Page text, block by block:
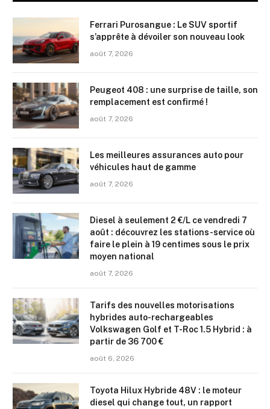
Ferrari Purosangue : Le SUV sportif
s’apprête à dévoiler son nouveau look
août 7, 2026
Peugeot 408 : une surprise de taille, son
remplacement est confirmé !
août 7, 2026
Les meilleures assurances auto pour
véhicules haut de gamme
août 7, 2026
Diesel à seulement 2 €/L ce vendredi 7
août : découvrez les stations-service où
faire le plein à 19 centimes sous le prix
moyen national
août 7, 2026
Tarifs des nouvelles motorisations
hybrides auto-rechargeables
Volkswagen Golf et T-Roc 1.5 Hybrid : à
partir de 36 700 €
août 6, 2026
Toyota Hilux Hybride 48V : le moteur
diesel qui change tout, un rapport